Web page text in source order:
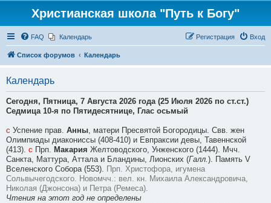
Христианская школа "Путь к Богу"
FAQ Календарь Вход
Регистрация
Список форумов Календарь
Календарь
Сегодня, Пятница, 7 Августа 2026 года (25 Июля 2026 по ст.ст.)
Седмица 10-я по Пятидесятнице, Глас осьмый
с Успение прав. Анны, матери Пресвятой Богородицы. Свв. жен
Олимпиады диакониссы (408-410) и Евпраксии девы, Тавеннской
(413). с Прп. Макария Желтоводского, Унженского (1444). Мчч.
Санкта, Маттура, Аттала и Бландины, Лионских (Галл. ). Память V
Вселенского Собора (553). Прп. Христофора, игумена
Сольвычегодского. Новомчч.: вел. кн. Михаила Александровича,
Николая (Джонсона) и Петра (Ремеса).
Чтения на этот год не определены